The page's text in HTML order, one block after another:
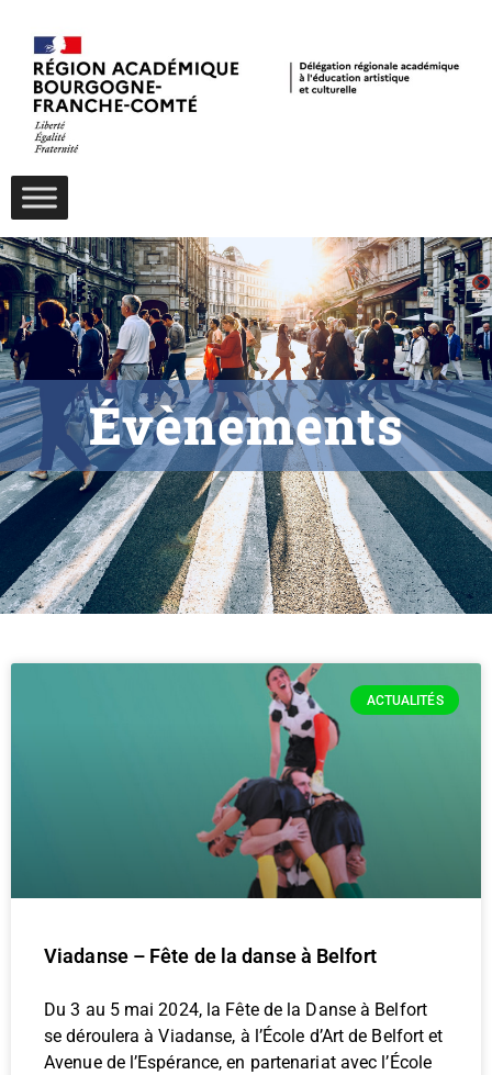
Évènements
ACTUALITÉS
Viadanse – Fête de la danse à Belfort
Du 3 au 5 mai 2024, la Fête de la Danse à Belfort
se déroulera à Viadanse, à l’École d’Art de Belfort et
Avenue de l’Espérance, en partenariat avec l’École